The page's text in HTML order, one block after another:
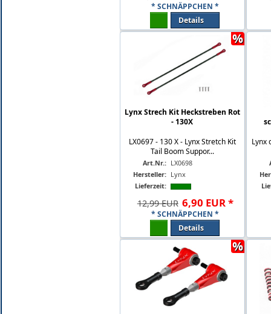
* SCHNÄPPCHEN *
Details
Lynx Strech Kit Heckstreben Rot
- 130X
LX0697 - 130 X - Lynx Stretch Kit
Tail Boom Suppor...
Art.Nr.: LX0698
Hersteller: Lynx
Lieferzeit:
12,99 EUR 6,90 EUR*
* SCHNÄPPCHEN *
Details
%
Lynx
%